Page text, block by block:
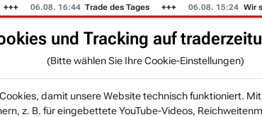
06.08. 16:44 Trade des Tages 06.08. 15:24 Wir setzen
KI-Agenten NEU Zeitung Rankings &
und Tracking auf
(Bitte wählen Sie Ihre Cookie-Einstellungen)
damit unsere Website technisch funktioniert.
z. B. für eingebettete YouTube-Videos,